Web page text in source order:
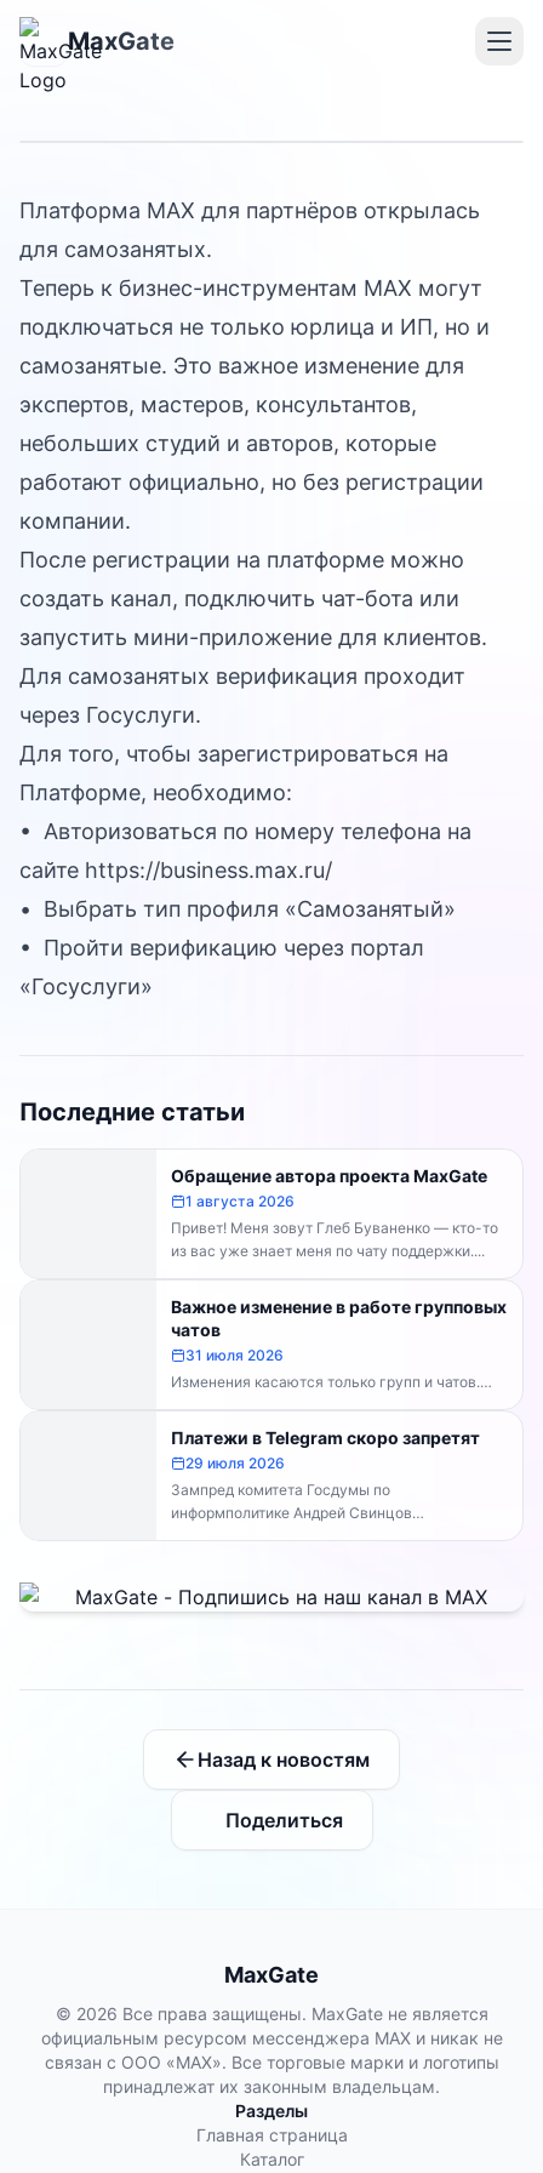
MaxGate
Публичные каналы MAX
для самозанятых
Платформа MAX для партнёров открылась
для самозанятых.
Теперь к бизнес-инструментам MAX могут
подключаться не только юрлица и ИП, но и
самозанятые. Это важное изменение для
экспертов, мастеров, консультантов,
небольших студий и авторов, которые
работают официально, но без регистрации
компании.
После регистрации на платформе можно
создать канал, подключить чат-бота или
запустить мини-приложение для клиентов.
Для самозанятых верификация проходит
через Госуслуги.
Для того, чтобы зарегистрироваться на
Платформе, необходимо:
• Авторизоваться по номеру телефона на
сайте https://business.max.ru/
• Выбрать тип профиля «Самозанятый»
• Пройти верификацию через портал
«Госуслуги»
Последние статьи
Обращение автора проекта MaxGate
1 августа 2026
Привет! Меня зовут Глеб Буваненко — кто-то
из вас уже знает меня по чату поддержки....
Важное изменение в работе групповых
чатов
31 июля 2026
Изменения касаются только групп и чатов.
Каналы работают в прежнем режиме —
владельцам каналов делать...
Платежи в Telegram скоро запретят
29 июля 2026
Зампред комитета Госдумы по
информполитике Андрей Свинцов
рекомендовал россиянам временно
Назад к новостям
Поделиться
MaxGate
© 2026 Все права защищены. MaxGate не является
официальным ресурсом мессенджера MAX и никак не
связан с ООО «МАХ». Все торговые марки и логотипы
принадлежат их законным владельцам.
Разделы
Главная страница
Каталог